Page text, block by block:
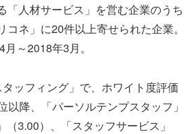
「人材サービス」を営む企業のうち
ネ」に20件以上寄せられた企業。
～2018年3月。
ッフィング」で、ホワイト度評価
以降、「パーソルテンプスタッフ」
（3.00）、「スタッフサービス」